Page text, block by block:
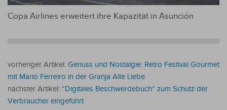
Copa Airlines erweitert ihre Kapazität in Asunción
vorheriger Artikel: Genuss und Nostalgie: Retro Festival Gourmet
mit Mario Ferreiro in der Granja Alte Liebe
nächster Artikel: “Digitales Beschwerdebuch“ zum Schutz der
Verbraucher eingeführt